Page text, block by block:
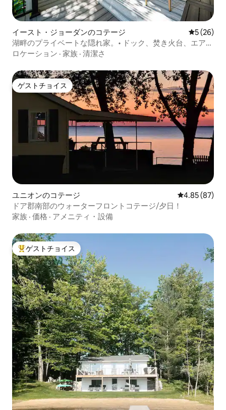
イースト・ジョーダンのコテージ レビュー
5 (26)
湖畔のプライベートな隠れ家。• ドック、焚き火台、エアコ
ン
ロケーション · 家族 · 清潔さ
ゲストチョイス
ゲストチョイス
ユニオンのコテージ レビュー87
4.85 (87)
ドア郡南部のウォーターフロントコテージ/夕日！
家族 · 価格 · アメニティ・設備
大好評のゲストチョイスです。
ゲストチョイス